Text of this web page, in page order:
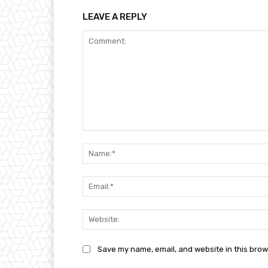
LEAVE A REPLY
Save my name, email, and website in this